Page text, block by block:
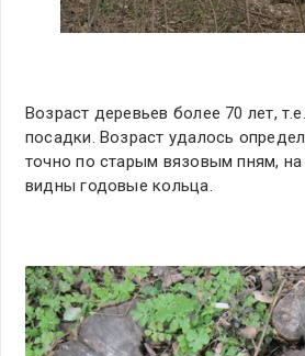
Возраст деревьев более 70 лет,
посадки. Возраст удалось
точно по старым вязовым пням,
видны годовые кольца.